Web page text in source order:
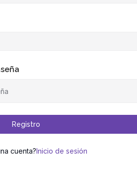
Registro
cuenta? Inicio de sesión